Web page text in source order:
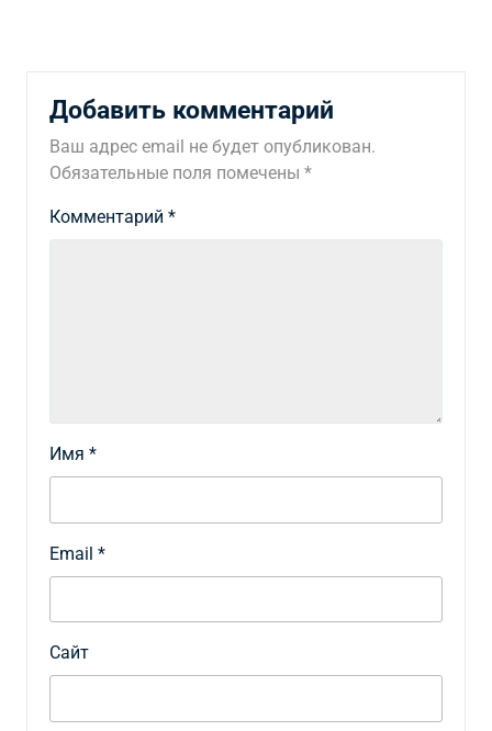
Добавить комментарий
Ваш адрес email не будет опубликован.
Обязательные поля помечены *
Комментарий *
Имя *
Email *
Сайт